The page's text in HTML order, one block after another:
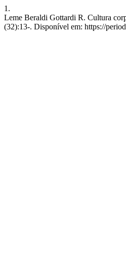
1.
Leme Beraldi Gottardi R. Cultura
(32):13-. Disponível em: https://